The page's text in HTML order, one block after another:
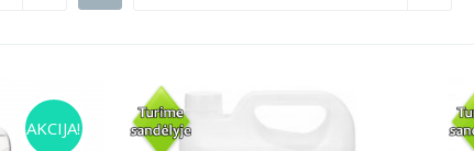
AKCIJA!